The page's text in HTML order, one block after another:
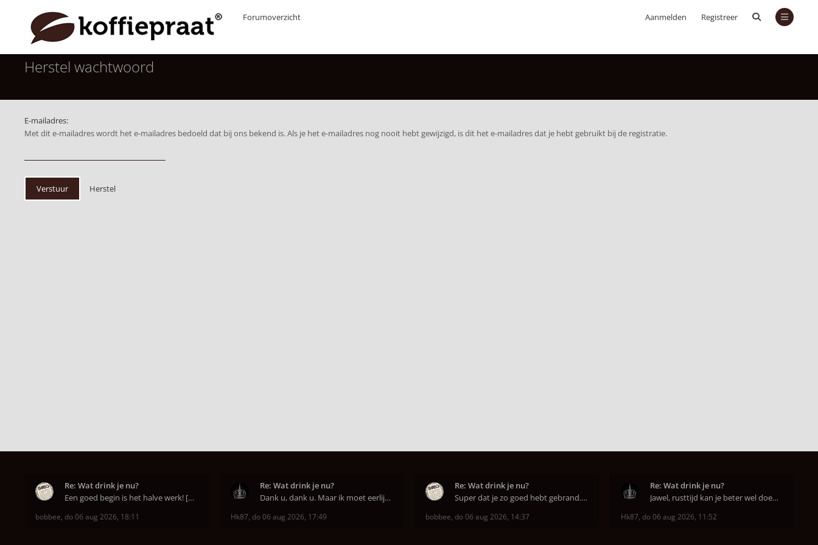
Aanmelden Registreer
Forumoverzicht
Herstel wachtwoord
E-mailadres:
Met dit e-mailadres wordt het e-mailadres bedoeld dat bij ons bekend is. Als je het e-mailadres nog nooit hebt gewijzigd, is dit het e-mailadres dat je hebt gebruikt bij de registratie.
Re: Wat drink je nu?
Een goed begin is het halve werk! [emoji6]
bobbee, do 06 aug 2026, 18:11
Re: Wat drink je nu?
Dank u, dank u. Maar ik moet eerlijk bekennen da
Hk87, do 06 aug 2026, 17:49
Re: Wat drink je nu?
Super dat je zo goed hebt gebrand. Gefeliciteerd!
bobbee, do 06 aug 2026, 14:37
Re: Wat drink je nu?
Jawel, rusttijd kan je beter wel doen anders smaa
Hk87, do 06 aug 2026, 11:52